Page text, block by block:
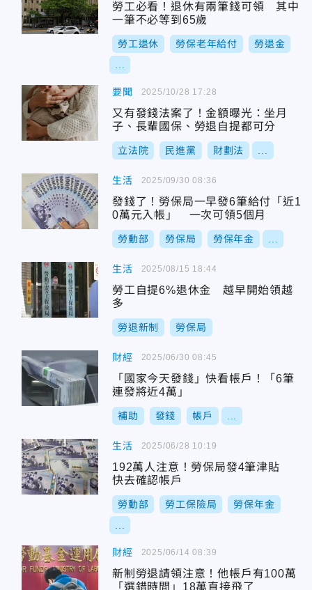
勞工必看！退休有兩筆錢可領 其中
一筆不必等到65歲
勞工退休 勞保老年給付 勞退金
要聞
又有發錢法案了！金額曝光：坐月
子、長輩國保、勞退自提都可分
立法院 民進黨 財劃法
2025/10/28 17:28
生活
發錢了！勞保局一早發6筆給付「近1
0萬元入帳」 一次可領5個月
勞動部 勞保局 勞保年金
2025/09/30 08:36
生活
勞工自提6%退休金 越早開始領越
多
勞退新制 勞保局
2025/08/15 18:44
財經
「國家今天發錢」快看帳戶！「6筆
連發將近4萬」
補助 發錢 帳戶
2025/06/30 08:45
生活
192萬人注意！勞保局發4筆津貼
快去確認帳戶
勞動部 勞工保險局 勞保年金
2025/06/28 10:19
財經
新制勞退請領注意！他帳戶有100萬
「選錯時間」18萬直接飛了
2025/06/14 08:39